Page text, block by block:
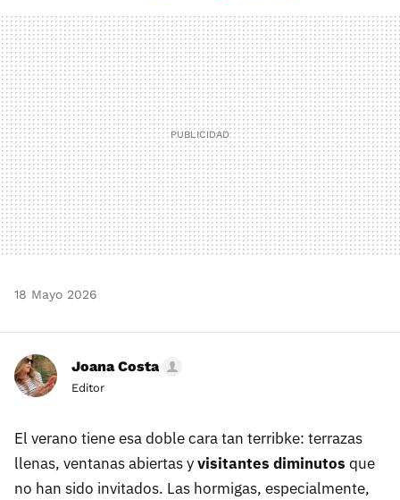
MAIL
18 Mayo 2026
Joana Costa
Editor
El verano tiene esa doble cara tan terribke: terrazas
llenas, ventanas abiertas yvisitantes diminutos que
no han sido invitados. Las hormigas, especialmente,